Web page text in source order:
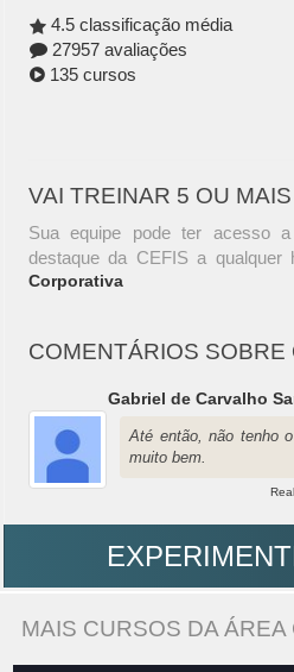
4.5 classificação média
27957 avaliações
135 cursos
VAI TREINAR 5 OU
Sua equipe pode ter acesso
destaque da CEFIS a qualquer
Corporativa
COMENTÁRIOS SOBRE
Gabriel de Carvalho
Até então, não tenho
muito bem.
MAIS CURSOS DA ÁREA